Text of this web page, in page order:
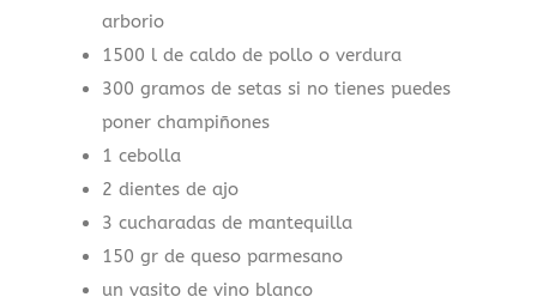
arborio
1500 l de caldo de pollo o verdura
300 gramos de setas si no tienes puedes
poner champiñones
1 cebolla
2 dientes de ajo
3 cucharadas de mantequilla
150 gr de queso parmesano
un vasito de vino blanco